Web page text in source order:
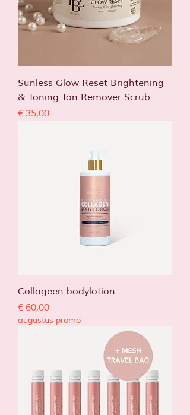
Sunless Glow Reset Brightening
& Toning Tan Remover Scrub
Prijs
€ 35,00
Collageen bodylotion
Prijs
€ 60,00
augustus promo